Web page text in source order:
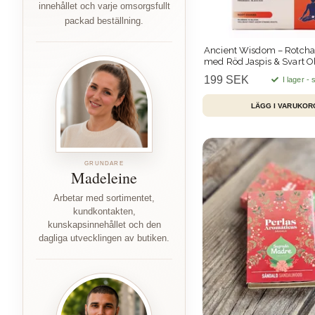
innehållet och varje omsorgsfullt
packad beställning.
GRUNDARE
Madeleine
Arbetar med sortimentet,
kundkontakten,
kunskapsinnehållet och den
dagliga utvecklingen av butiken.
Ancient Wisdom –
med Röd Jaspis & Svart
h
199 SEK I lager -